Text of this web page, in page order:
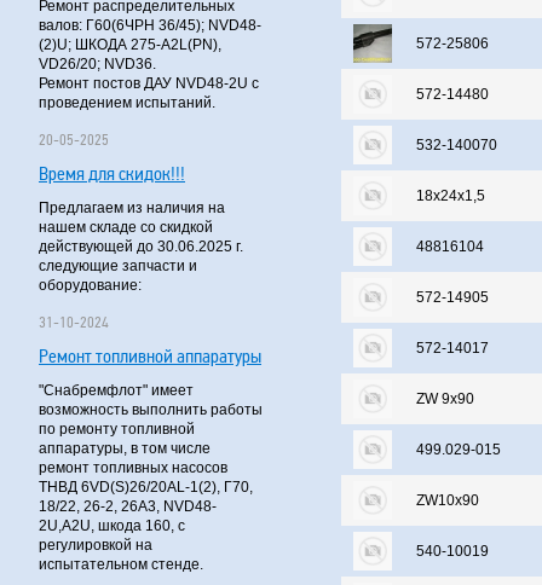
Ремонт распределительных
валов: Г60(6ЧРН 36/45); NVD48-
(2)U; ШКОДА 275-A2L(PN),
VD26/20; NVD36.
Ремонт постов ДАУ NVD48-2U с
проведением испытаний.
20-05-2025
Время для скидок!!!
Предлагаем из наличия на
нашем складе со скидкой
действующей до 30.06.2025 г.
следующие запчасти и
оборудование:
31-10-2024
Ремонт топливной аппаратуры
"Снабремфлот" имеет
возможность выполнить работы
по ремонту топливной
аппаратуры, в том числе
ремонт топливных насосов
ТНВД 6VD(S)26/20AL-1(2), Г70,
18/22, 26-2, 26А3, NVD48-
2U,A2U, шкода 160, с
регулировкой на
испытательном стенде.
572-25806
572-14480
532-140070
18х24х1,5
48816104
572-14905
572-14017
ZW 9х90
499.029-015
ZW10х90
540-10019